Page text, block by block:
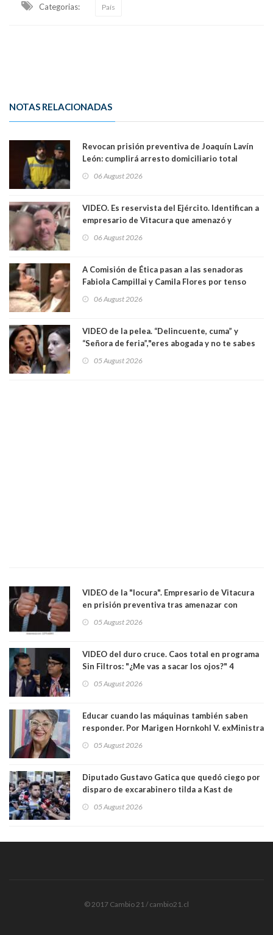
Categorias: País
NOTAS RELACIONADAS
Revocan prisión preventiva de Joaquín Lavín
León: cumplirá arresto domiciliario total
06 August 2026
VIDEO. Es reservista del Ejército. Identifican a
empresario de Vitacura que amenazó y
al "ring raja". Se trata de Andrés Arrieta y la
06 August 2026
A Comisión de Ética pasan a las senadoras
Fabiola Campillai y Camila Flores por tenso
06 August 2026
VIDEO de la pelea. “Delincuente, cuma” y
“Señora de feria”,"eres abogada y no te sabes
senadoras Camila Flores y Fabiola Campillai en
05 August 2026
VIDEO de la "locura". Empresario de Vitacura
en prisión preventiva tras amenazar con
Los persiguió en potente camioneta
05 August 2026
VIDEO del duro cruce. Caos total en programa
Sin Filtros: "¿Me vas a sacar los ojos?" 4
excarabinero que dejó ciego a Gustavo Gatica:
05 August 2026
Educar cuando las máquinas también saben
responder. Por Marigen Hornkohl V. exMinistra
05 August 2026
Diputado Gustavo Gatica que quedó ciego por
disparo de excarabinero tilda a Kast de
absolución del exuniformado. Presidente DC
05 August 2026
© 2017 Cambio 21 / cambio21.cl